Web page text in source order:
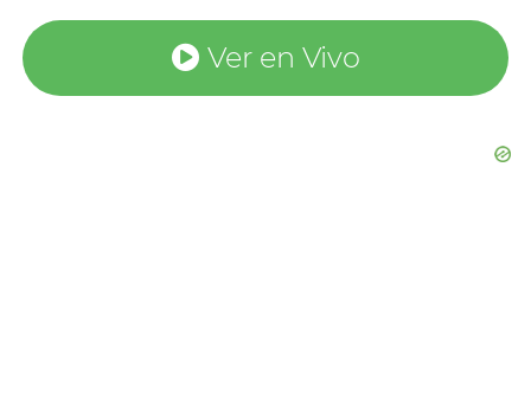
Ver en Vivo